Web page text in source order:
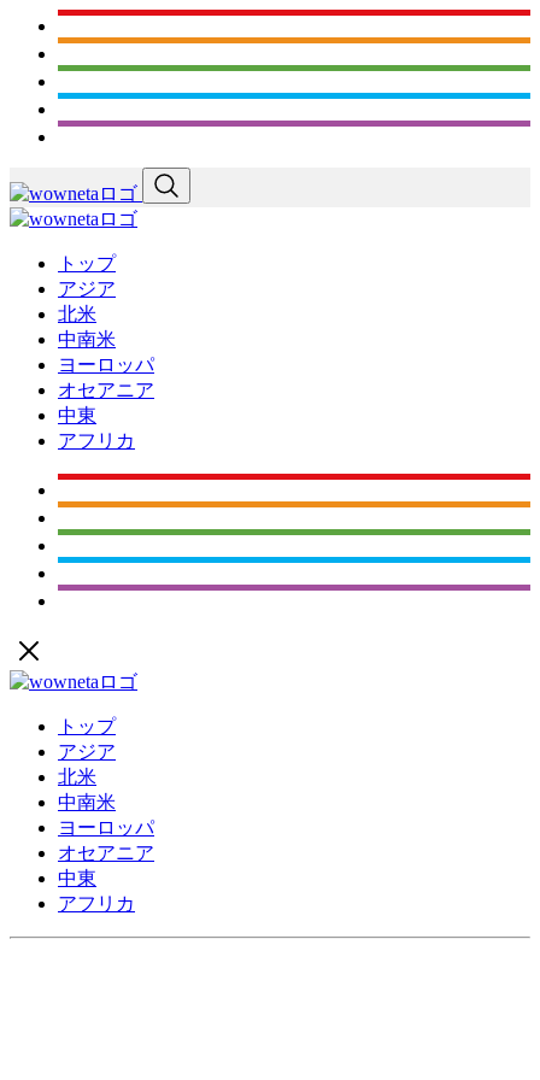
トップ
アジア
北米
中南米
ヨーロッパ
オセアニア
中東
アフリカ
トップ
アジア
北米
中南米
ヨーロッパ
オセアニア
中東
アフリカ